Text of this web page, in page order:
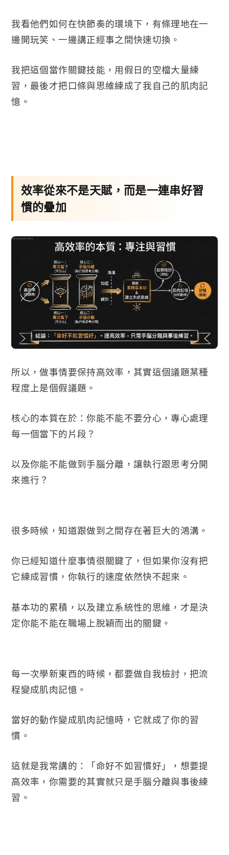
我看他們如何在快節奏的環境下，有條理地在一
邊開玩笑、一邊講正經事之間快速切換。
我把這個當作關鍵技能，用假日的空檔大量練
習，最後才把口條與思維練成了我自己的肌肉記
憶。
效率從來不是天賦，而是一連串好習
慣的疊加
所以，做事情要保持高效率，其實這個議題某種
程度上是個假議題。
核心的本質在於：你能不能不要分心，專心處理
每一個當下的片段？
以及你能不能做到手腦分離，讓執行跟思考分開
來進行？
很多時候，知道跟做到之間存在著巨大的鴻溝。
你已經知道什麼事情很關鍵了，但如果你沒有把
它練成習慣，你執行的速度依然快不起來。
基本功的累積，以及建立系統性的思維，才是決
定你能不能在職場上脫穎而出的關鍵。
每一次學新東西的時候，都要做自我檢討，把流
程變成肌肉記憶。
當好的動作變成肌肉記憶時，它就成了你的習
慣。
這就是我常講的：「命好不如習慣好」，想要提
高效率，你需要的其實就只是手腦分離與事後練
習。